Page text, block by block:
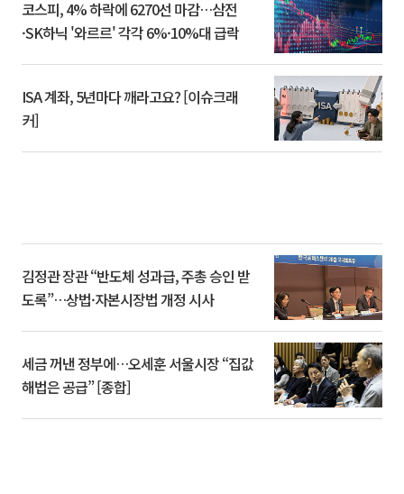
코스피, 4% 하락에 6270선 마감…삼전
·SK하닉 '와르르' 각각 6%·10%대 급락
ISA 계좌, 5년마다 깨라고요? [이슈크래
커]
김정관 장관 “반도체 성과급, 주총 승인 받
도록”…상법·자본시장법 개정 시사
세금 꺼낸 정부에…오세훈 서울시장 “집값
해법은 공급” [종합]